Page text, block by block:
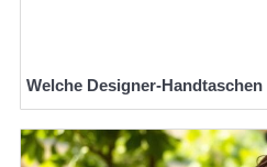
Welche Designer-